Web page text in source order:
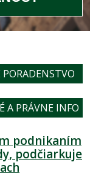
A PRÁVNE INFO
podnikaním
podčiarkuje